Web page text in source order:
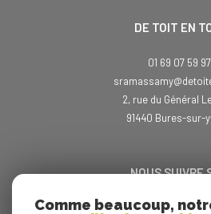
DE TOIT EN
01 69 07 59 97
2, rue du Général
91440
bures-sur-
NOUS SUIVRE
Comme beaucoup,